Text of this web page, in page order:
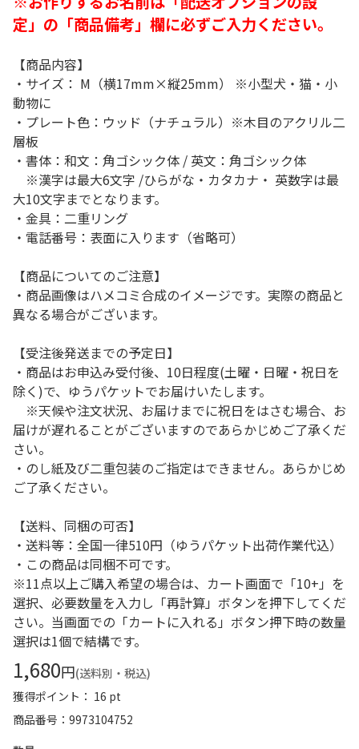
定」の「商品備考」欄に必ずご入力ください。
【商品内容】
・サイズ： M（横17mm×縦25mm） ※小型犬・猫・小
動物に
・プレート色：ウッド（ナチュラル）※木目のアクリル二
層板
・書体：和文：角ゴシック体 / 英文：角ゴシック体
※漢字は最大6文字 /ひらがな・カタカナ・ 英数字は最
大10文字までとなります。
・金具：二重リング
・電話番号：表面に入ります（省略可）
【商品についてのご注意】
・商品画像はハメコミ合成のイメージです。実際の商品と
異なる場合がございます。
【受注後発送までの予定日】
・商品はお申込み受付後、10日程度(土曜・日曜・祝日を
除く)で、ゆうパケットでお届けいたします。
※天候や注文状況、お届けまでに祝日をはさむ場合、お
届けが遅れることがございますのであらかじめご了承くだ
さい。
・のし紙及び二重包装のご指定はできません。あらかじめ
ご了承ください。
【送料、同梱の可否】
・送料等：全国一律510円（ゆうパケット出荷作業代込）
・この商品は同梱不可です。
※11点以上ご購入希望の場合は、カート画面で「10+」を
選択、必要数量を入力し「再計算」ボタンを押下してくだ
さい。当画面での「カートに入れる」ボタン押下時の数量
選択は1個で結構です。
1,680円(送料別・税込)
獲得ポイント： 16 pt
商品番号
9973104752